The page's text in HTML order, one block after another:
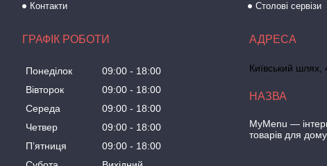
Контакти
Столові сервізи
ГРАФІК РОБОТИ
Понеділок 09:00
18:00
Вівторок
09:00
18:00
Середа
09:00
18:00
Четвер
09:00
18:00
Пʼятниця
09:00
18:00
Київський шлях,
MyMenu —
товарів для дому